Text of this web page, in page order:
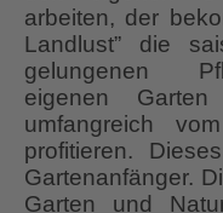
arbeiten, der
Landlust” die
gelungenen
eigenen
umfangreich
profitieren.
Gartenanfänger.
Garten und